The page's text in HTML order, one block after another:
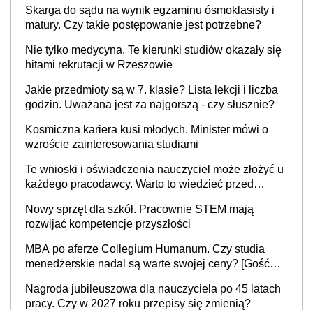
Skarga do sądu na wynik egzaminu ósmoklasisty i
matury. Czy takie postępowanie jest potrzebne?
Nie tylko medycyna. Te kierunki studiów okazały się
hitami rekrutacji w Rzeszowie
Jakie przedmioty są w 7. klasie? Lista lekcji i liczba
godzin. Uważana jest za najgorszą - czy słusznie?
Kosmiczna kariera kusi młodych. Minister mówi o
wzroście zainteresowania studiami
Te wnioski i oświadczenia nauczyciel może złożyć u
każdego pracodawcy. Warto to wiedzieć przed
Nowy sprzęt dla szkół. Pracownie STEM mają
rozwijać kompetencje przyszłości
MBA po aferze Collegium Humanum. Czy studia
menedżerskie nadal są warte swojej ceny? [Gość
Nagroda jubileuszowa dla nauczyciela po 45 latach
pracy. Czy w 2027 roku przepisy się zmienią?